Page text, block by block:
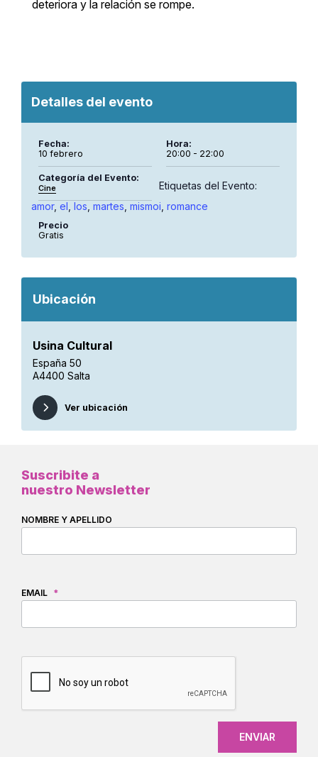
deteriora y la relación se rompe.
Detalles del evento
Fecha:
10 febrero
Hora:
20:00 - 22:00
Categoría del Evento:
Cine
Etiquetas del Evento:
amor, el los martes mismoi romance
Precio
Gratis
Ubicación
Usina Cultural
España 50
A4400 Salta
Ver ubicación
Suscribite a
nuestro Newsletter
NOMBRE Y APELLIDO
EMAIL *
CAPTCHA